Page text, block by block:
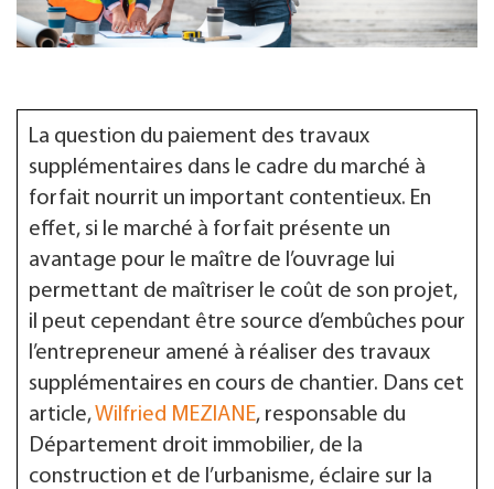
La question du paiement des travaux
supplémentaires dans le cadre du marché à
forfait nourrit un important contentieux. En
effet, si le marché à forfait présente un
avantage pour le maître de l’ouvrage lui
permettant de maîtriser le coût de son projet,
il peut cependant être source d’embûches pour
l’entrepreneur amené à réaliser des travaux
supplémentaires en cours de chantier. Dans cet
article,Wilfried MEZIANE, responsable du
Département droit immobilier, de la
construction et de l’urbanisme, éclaire sur la